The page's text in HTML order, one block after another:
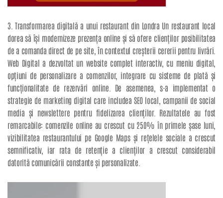
3. Transformarea digitală a unui restaurant din Londra Un restaurant local
dorea să își modernizeze prezența online și să ofere clienților posibilitatea
de a comanda direct de pe site, în contextul creșterii cererii pentru livrări.
Web Digital a dezvoltat un website complet interactiv, cu meniu digital,
opțiuni de personalizare a comenzilor, integrare cu sisteme de plată și
funcționalitate de rezervări online. De asemenea, s-a implementat o
strategie de marketing digital care includea SEO local, campanii de social
media și newslettere pentru fidelizarea clienților. Rezultatele au fost
remarcabile: comenzile online au crescut cu 250% în primele șase luni,
vizibilitatea restaurantului pe Google Maps și rețelele sociale a crescut
semnificativ, iar rata de retenție a clienților a crescut considerabil
datorită comunicării constante și personalizate.